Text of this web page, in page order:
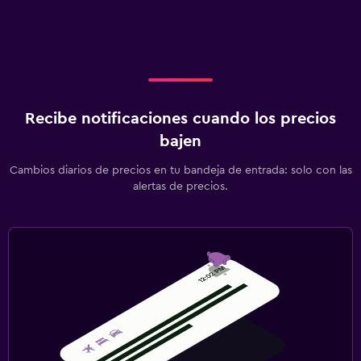
Recibe notificaciones cuando los precios
bajen
Cambios diarios de precios en tu bandeja de entrada: solo con las
alertas de precios.